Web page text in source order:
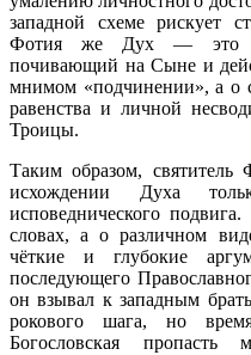
западной схеме рискует
Фотия же Дух — это
почивающий на Сыне и
мнимом «подчинении», а о
равенства и личной
Троицы.
Таким образом, святитель
исхождении Духа
исповеднического
словах, а о различном
чёткие и глубокие
последующего
он взывал к западным
рокового шага, но
Богословская